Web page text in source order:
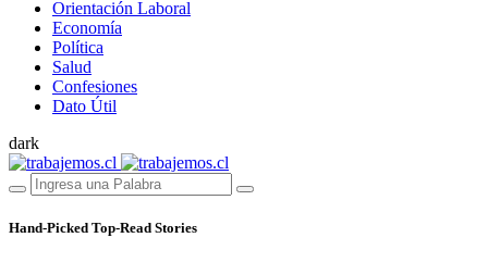
Orientación Laboral
Economía
Política
Salud
Confesiones
Dato Útil
dark
Hand-Picked Top-Read Stories